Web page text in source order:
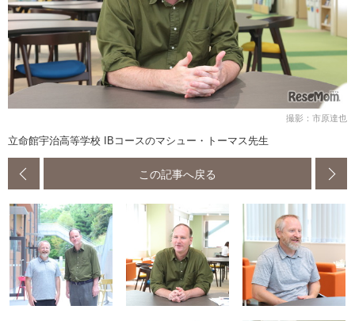
撮影：市原達也
立命館宇治高等学校 IBコースのマシュー・トーマス先生
この記事へ戻る